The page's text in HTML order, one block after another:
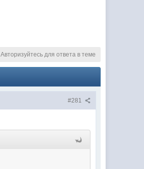
Авторизуйтесь для ответа в теме
#281